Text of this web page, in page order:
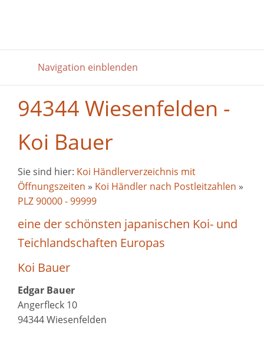
Navigation einblenden
94344 Wiesenfelden -
Koi Bauer
Sie sind hier: Koi Händlerverzeichnis mit
Öffnungszeiten » Koi Händler nach Postleitzahlen »
PLZ 90000 - 99999
eine der schönsten japanischen Koi- und
Teichlandschaften Europas
Koi Bauer
Edgar Bauer
Angerfleck 10
94344 Wiesenfelden